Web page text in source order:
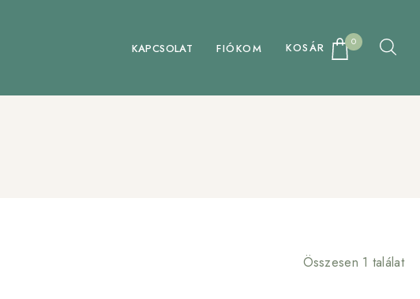
KAPCSOLAT FIÓKOM KOSÁR 0
Összesen 1 találat